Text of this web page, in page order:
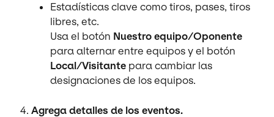
Estadísticas clave como tiros, pases, tiros
libres, etc.
Usa el botón Nuestro equipo/Oponente
para alternar entre equipos y el botón
Local/Visitante para cambiar las
designaciones de los equipos.
Agrega detalles de los eventos.